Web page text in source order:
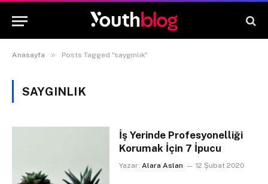
Anasayfa » Posts Tagged "saygınlık"
SAYGINLIK
İş Yerinde Profesyonelliği
Korumak İçin 7 İpucu
Yazar: Alara Aslan 12 Şubat 2020